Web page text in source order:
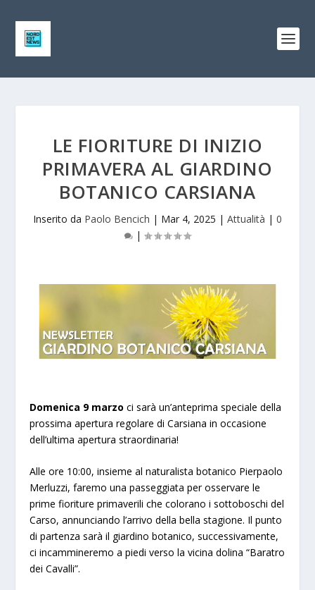
LE FIORITURE DI INIZIO
PRIMAVERA AL GIARDINO
BOTANICO CARSIANA
Inserito da Paolo Bencich | Mar 4, 2025 | Attualità | 0
|
Domenica 9 marzo ci sarà un’anteprima speciale della
prossima apertura regolare di Carsiana in occasione
dell’ultima apertura straordinaria!
Alle ore 10:00, insieme al naturalista botanico Pierpaolo
Merluzzi, faremo una passeggiata per osservare le
prime fioriture primaverili che colorano i sottoboschi del
Carso, annunciando l’arrivo della bella stagione. Il punto
di partenza sarà il giardino botanico, successivamente,
ci incammineremo a piedi verso la vicina dolina “Baratro
dei Cavalli”.